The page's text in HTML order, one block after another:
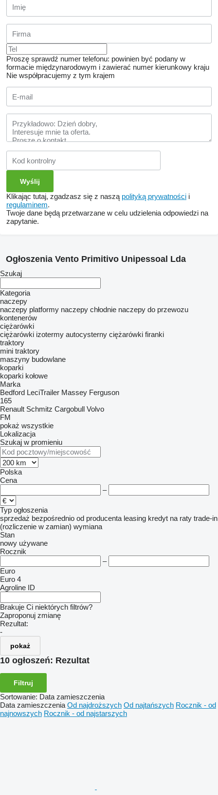
Proszę sprawdź numer telefonu: powinien być podany w
formacie międzynarodowym i zawierać numer kierunkowy kraju
Nie współpracujemy z tym krajem
Klikając tutaj, zgadzasz się z naszą polityką prywatności i
regulaminem.
Twoje dane będą przetwarzane w celu udzielenia odpowiedzi na
zapytanie.
Ogłoszenia Vento Primitivo Unipessoal Lda
Szukaj
Kategoria
naczepy
naczepy platformy naczepy chłodnie naczepy do przewozu
kontenerów
ciężarówki
ciężarówki izotermy autocysterny ciężarówki firanki
traktory
mini traktory
maszyny budowlane
koparki
koparki kołowe
Marka
Bedford LeciTrailer Massey Ferguson
165
Renault Schmitz Cargobull Volvo
FM
pokaż wszystkie
Lokalizacja
Szukaj w promieniu
Polska
Cena
–
Typ ogłoszenia
sprzedaż bezpośrednio od producenta leasing kredyt na raty trade-in
(rozliczenie w zamian) wymiana
Stan
nowy używane
Rocznik
–
Euro
Euro 4
Agroline ID
Brakuje Ci niektórych filtrów?
Zaproponuj zmianę
Rezultat:
-
pokaż
10 ogłoszeń: Rezultat
Filtruj
Sortowanie: Data zamieszczenia
Data zamieszczenia Od najdroższych Od najtańszych Rocznik - od
najnowszych Rocznik - od najstarszych